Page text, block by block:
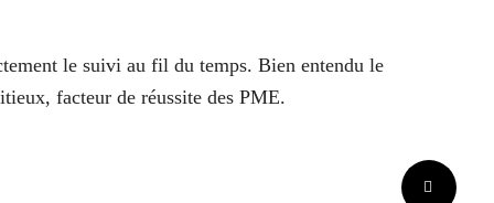
le suivi au fil du temps. Bien entendu le
facteur de réussite des PME.